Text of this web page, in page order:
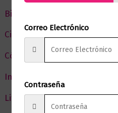
Bienestar
Ciencia y Conocimiento
Cómic y Fantasía
Infantil y Juvenil
Literatura
Correo Electrónico
Contraseña